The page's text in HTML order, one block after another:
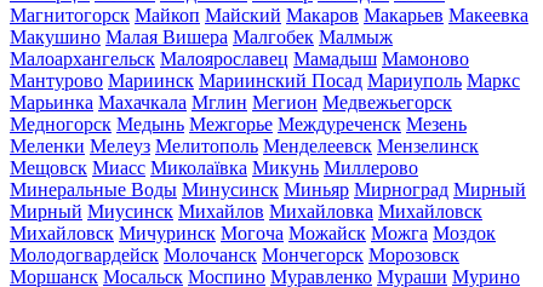
Магнитогорск Майкоп Майский Макаров Макарьев Макеевка
Макушино Малая Вишера Малгобек Малмыж
Малоархангельск Малоярославец Мамадыш Мамоново
Мантурово Мариинск Мариинский Посад Мариуполь Маркс
Марьинка Махачкала Мглин Мегион Медвежьегорск
Медногорск Медынь Межгорье Междуреченск Мезень
Меленки Мелеуз Мелитополь Менделеевск Мензелинск
Мещовск Миасс Миколаївка Микунь Миллерово
Минеральные Воды Минусинск Миньяр Мирноград Мирный
Мирный Миусинск Михайлов Михайловка Михайловск
Михайловск Мичуринск Могоча Можайск Можга Моздок
Молодогвардейск Молочанск Мончегорск Морозовск
Моршанск Мосальск Моспино Муравленко Мураши Мурино